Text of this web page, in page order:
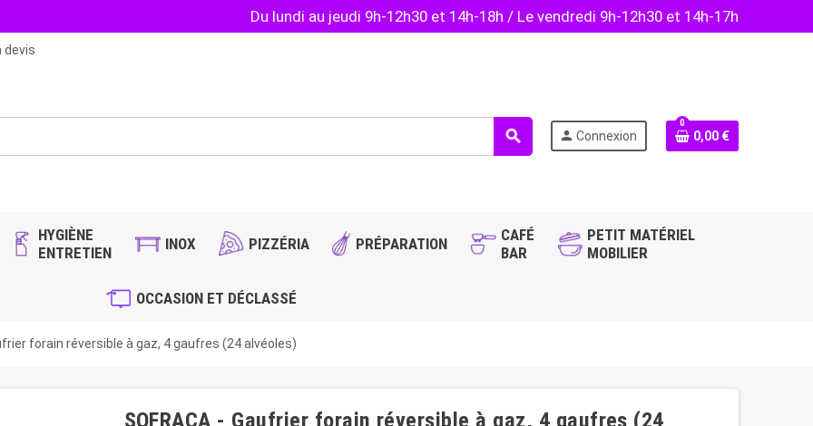
Du lundi au jeudi 9h-12h30 et 14h-18h / Le vendredi 9h-12h30 et 14h-17h
devis
search person Connexion
0
0,00 €
HYGIÈNE
ENTRETIEN
INOX PIZZÉRIA PRÉPARATION
CAFÉ
BAR
PETIT MATÉRIEL
MOBILIER
OCCASION ET DÉCLASSÉ
forain réversible à gaz, 4 gaufres (24 alvéoles)
SOFRACA - Gaufrier forain réversible à gaz, 4 gaufres (24